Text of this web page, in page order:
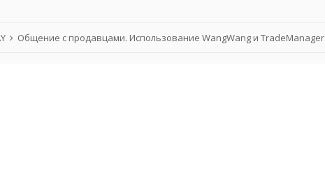
Общение с продавцами. Использование WangWang и TradeManager